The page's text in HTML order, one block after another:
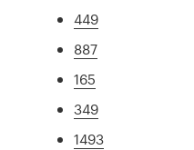
449
887
165
349
1493